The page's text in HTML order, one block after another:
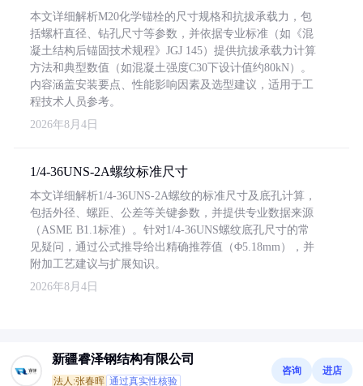
本文详细解析M20化学锚栓的尺寸规格和抗拔承载力，包
括螺杆直径、钻孔尺寸等参数，并依据专业标准（如《混
凝土结构后锚固技术规程》JGJ 145）提供抗拔承载力计算
方法和典型数值（如混凝土强度C30下设计值约80kN）。
内容涵盖安装要点、性能影响因素及选型建议，适用于工
程技术人员参考。
2026年8月4日
1/4-36UNS-2A螺纹标准尺寸
本文详细解析1/4-36UNS-2A螺纹的标准尺寸及底孔计算，
包括外径、螺距、公差等关键参数，并提供专业数据来源
（ASME B1.1标准）。针对1/4-36UNS螺纹底孔尺寸的常
见疑问，通过公式推导给出精确推荐值（Φ5.18mm），并
附加工艺建议与扩展知识。
2026年8月4日
新疆睿泽钢结构有限公司
法人:张春晖 通过真实性核验
咨询 进店